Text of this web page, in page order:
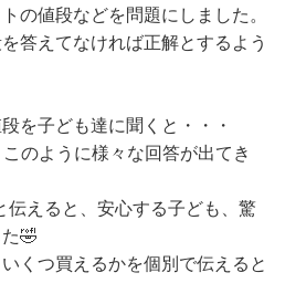
の値段などを問題にしました。
答えてなければ正解とするよう
を子ども達に聞くと・・・
のように様々な回答が出てき
伝えると、安心する子ども、驚
🤣
くつ買えるかを個別で伝えると